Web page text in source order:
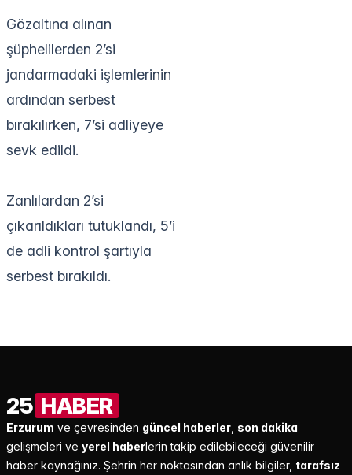
Gözaltına alınan
şüphelilerden 2’si
jandarmadaki işlemlerinin
ardından serbest
bırakılırken, 7’si adliyeye
sevk edildi.
Zanlılardan 2’si
çıkarıldıkları tutuklandı, 5’i
de adli kontrol şartıyla
serbest bırakıldı.
25 HABER
Erzurum ve çevresinden güncel haberler son dakika
gelişmeleri ve yerel haberlerin takip edilebileceği güvenilir
haber kaynağınız. Şehrin her noktasından anlık bilgiler, tarafsız